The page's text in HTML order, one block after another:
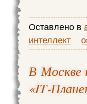
Оставлено в
интеллект
В Москве